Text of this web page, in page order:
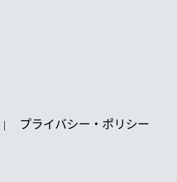
| プライバシー・ポリシー